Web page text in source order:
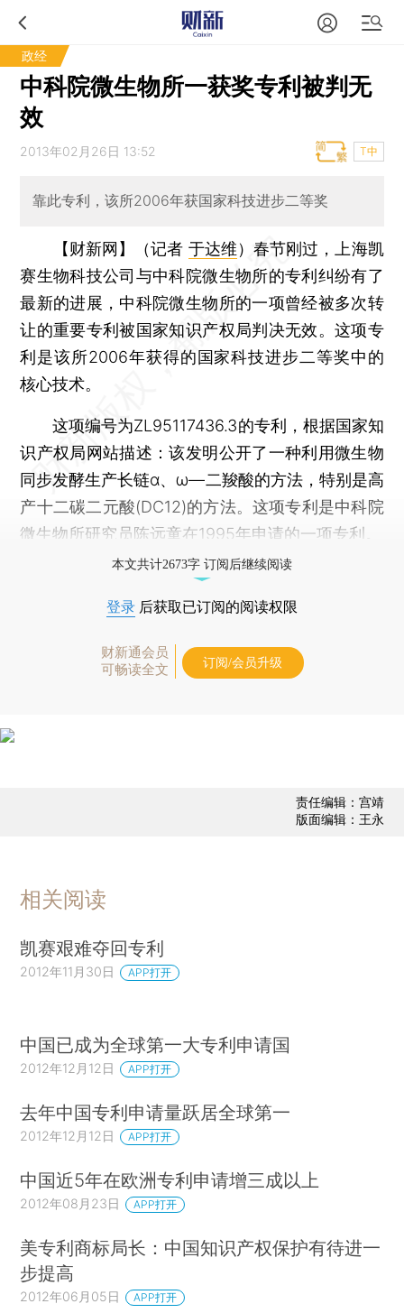
政经
中科院微生物所一获奖专利被判无
效
2013年02月26日 13:52 T中
靠此专利，该所2006年获国家科技进步二等奖
【财新网】（记者 于达维） 春节刚过，上海凯
赛生物科技公司与中科院微生物所的专利纠纷有了
最新的进展，中科院微生物所的一项曾经被多次转
让的重要专利被国家知识产权局判决无效。这项专
利是该所2006年获得的国家科技进步二等奖中的
核心技术。
这项编号为ZL95117436.3的专利，根据国家知
识产权局网站描述：该发明公开了一种利用微生物
同步发酵生产长链α、ω—二羧酸的方法，特别是高
产十二碳二元酸(DC12)的方法。这项专利是中科院
微生物所研究员陈远童在1995年申请的一项专利。
本文共计2673字 订阅后继续阅读
登录 后获取已订阅的阅读权限
财新通会员
可畅读全文
订阅/会员升级
责任编辑：宫靖
版面编辑：王永
相关阅读
凯赛艰难夺回专利
2012年11月30日 APP打开
中国已成为全球第一大专利申请国
2012年12月12日 APP打开
去年中国专利申请量跃居全球第一
2012年12月12日 APP打开
中国近5年在欧洲专利申请增三成以上
2012年08月23日 APP打开
美专利商标局长：中国知识产权保护有待进一
步提高
2012年06月05日 APP打开